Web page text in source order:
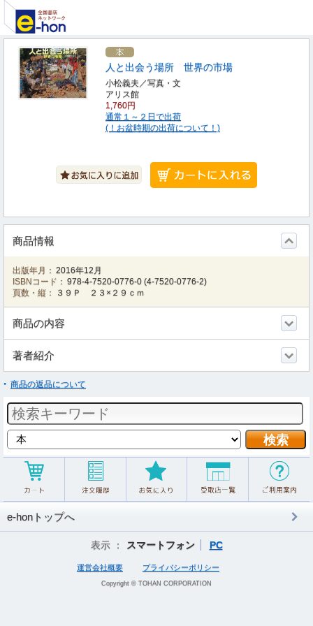
人と出会う場所 世界の市場
小松義夫／写真・文
アリス館
1,760円
通常１～２日で出荷
(！お盆時期の出荷について！)
商品情報
出版年月： 2016年12月
ISBNコード： 978-4-7520-0776-0 (4-7520-0776-2)
頁数・縦：
３９Ｐ ２３×２９ｃｍ
商品の内容
著者紹介
商品の返品について
e-honトップへ
表示 ： スマートフォン PC
運営会社概要 プライバシーポリシー
Copyright © TOHAN CORPORATION